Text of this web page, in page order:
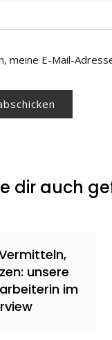
meine E-Mail-
dir auch
unsere
im